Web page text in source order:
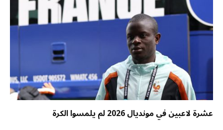
عشرة لاعبين في مونديال 2026 لم يلمسوا الكرة